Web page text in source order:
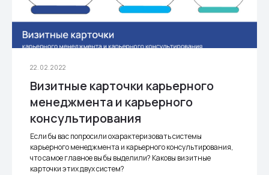
22.02.2022
Визитные карточки карьерного
менеджмента и карьерного
консультирования
Если бы вас попросили охарактеризовать системы
карьерного менеджмента и карьерного консультирования,
что самое главное вы бы выделили? Каковы визитные
карточки этих двух систем?